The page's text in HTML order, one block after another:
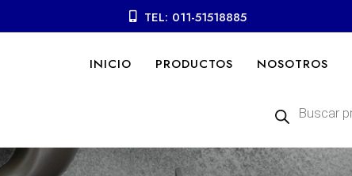
TEL: 011-51518885
INICIO PRODUCTOS NOSOTROS
productos